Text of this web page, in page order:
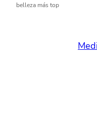
belleza más top